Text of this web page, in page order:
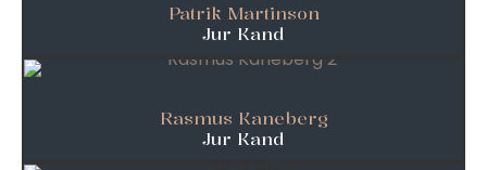
Patrik Martinson
Jur Kand
Rasmus Kaneberg
Jur Kand